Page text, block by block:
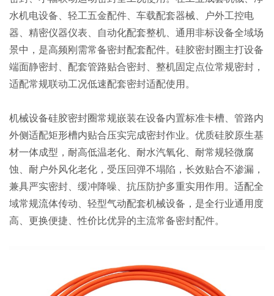
水机电设备、轻工五金配件、车载配套器械、户外工控电
器、精密仪器仪表、自动化配套整机、通用非标设备全域场
景中，是高频刚需常备密封配套配件。硅胶密封圈主打设备
端面静密封、配套管路贴合密封、整机固定点位常规密封，
适配常规联动工况低速配套密封适配使用。
机械设备硅胶密封圈常规嵌装在设备内置标准卡槽、管路内
外侧适配矩形槽内贴合压实完成密封作业。优质硅胶原生基
材一体成型，耐高低温老化、耐水汽氧化、耐常规轻微腐
蚀、耐户外风化老化，受压回弹不塌陷，长效贴合不渗漏，
兼具严实密封、缓冲降噪、抗压防护多重实用作用。适配全
域常规流体传动、轻型气动配套机械设备，是全行业通用度
高、更换便捷、性价比优异的主流常备密封配件。